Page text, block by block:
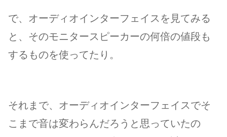
で、オーディオインターフェイスを見てみる
と、そのモニタースピーカーの何倍の値段も
するものを使ってたり。
それまで、オーディオインターフェイスでそ
こまで音は変わらんだろうと思っていたの